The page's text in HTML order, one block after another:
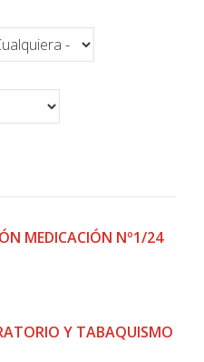
MEDICACIÓN Nº1/24
Y TABAQUISMO